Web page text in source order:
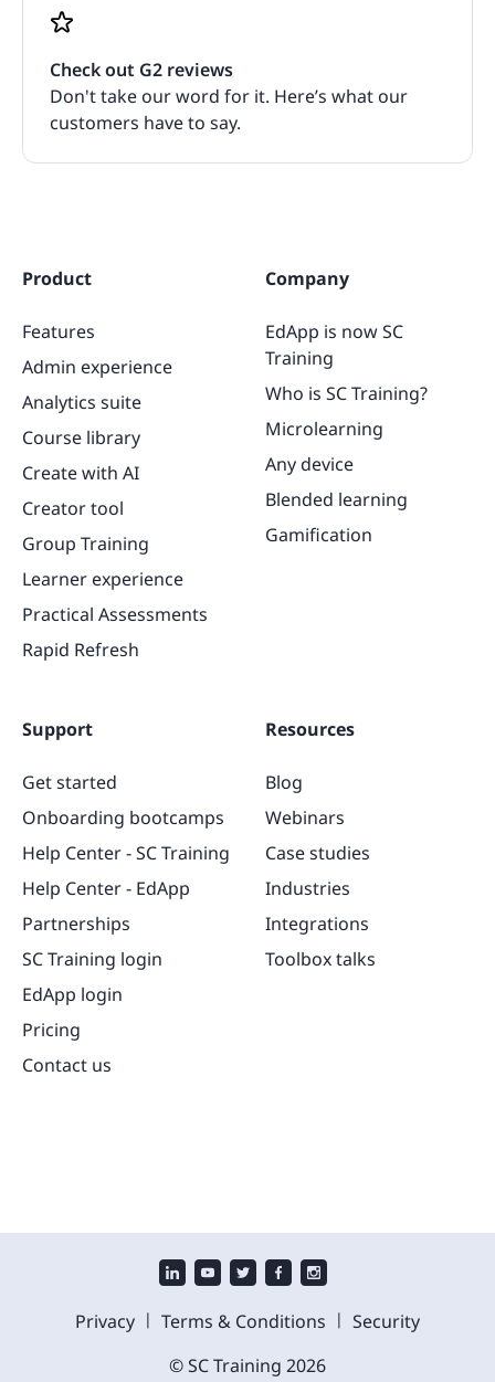
Check out G2 reviews
Don't take our word for it. Here’s what our
customers have to say.
Product
Features
Admin experience
Analytics suite
Course library
Create with AI
Creator tool
Group Training
Learner experience
Practical Assessments
Rapid Refresh
Company
EdApp is now SC
Training
Who is SC Training?
Microlearning
Any device
Blended learning
Gamification
Support
Get started
Onboarding bootcamps
Help Center - SC Training
Help Center - EdApp
Partnerships
SC Training login
EdApp login
Pricing
Contact us
Resources
Blog
Webinars
Case studies
Industries
Integrations
Toolbox talks
Privacy | Terms & Conditions | Security
© SC Training 2026